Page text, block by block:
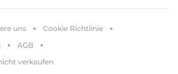
uns
Cookie Richtlinie
AGB
verkaufen